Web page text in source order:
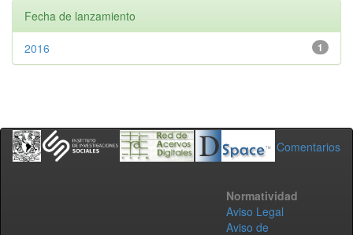
Fecha de lanzamiento
1
2016
Comentarios
Normatividad
Aviso Legal
Aviso de